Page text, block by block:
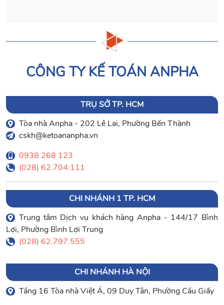
CÔNG TY KẾ TOÁN ANPHA
TRỤ SỞ TP. HCM
Tòa nhà Anpha - 202 Lê Lai, Phường Bến Thành
cskh@ketoananpha.vn
0938 268 123
(028) 62.704.111
CHI NHÁNH 1 TP. HCM
Trung tâm Dịch vụ khách hàng Anpha - 144/17 Bình
Lợi, Phường Bình Lợi Trung
(028) 62.797.555
CHI NHÁNH HÀ NỘI
Tầng 16 Tòa nhà Việt Á, 09 Duy Tân, Phường Cầu Giấy